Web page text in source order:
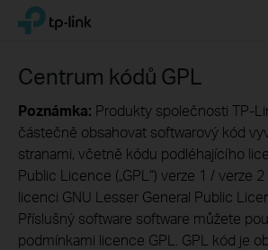
Click
navigation
TP-Link, Reliably Smart
Centrum kódů GPL
Poznámka: Produkty společnosti TP-
částečně obsahovat softwarový kód
stranami, včetně kódu podléhajícího
Public Licence („GPL“) verze 1 / verze
licenci GNU Lesser General Public
Příslušný software software můžete
podmínkami licence GPL. GPL kód je